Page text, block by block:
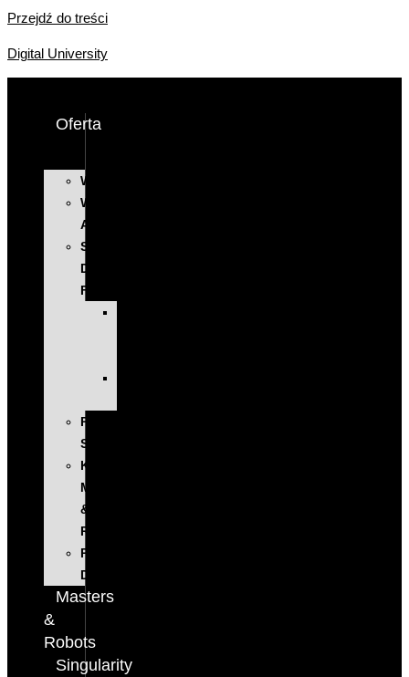
Przejdź do treści
Digital University
Oferta
WYSTĄPIENIA
WARSZTATY
AI
SZKOLENIA
DLA
FIRM
PROGRAM
SINGULARITY
KONFERENCJA
MASTERS
&
ROBOTS
PODCAST
DIGITALKS
Masters
&
Robots
Singularity